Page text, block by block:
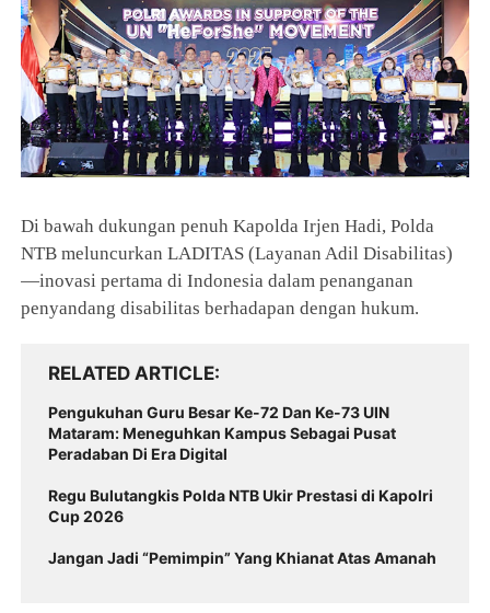
Di bawah dukungan penuh Kapolda Irjen Hadi, Polda
NTB meluncurkan LADITAS (Layanan Adil Disabilitas)
—inovasi pertama di Indonesia dalam penanganan
penyandang disabilitas berhadapan dengan hukum.
RELATED ARTICLE
Pengukuhan Guru Besar Ke-72 Dan Ke-73 UIN
Mataram: Meneguhkan Kampus Sebagai Pusat
Peradaban Di Era Digital
‎Regu Bulutangkis Polda NTB Ukir Prestasi di Kapolri
Cup 2026 ‎
Jangan Jadi “Pemimpin” Yang Khianat Atas Amanah